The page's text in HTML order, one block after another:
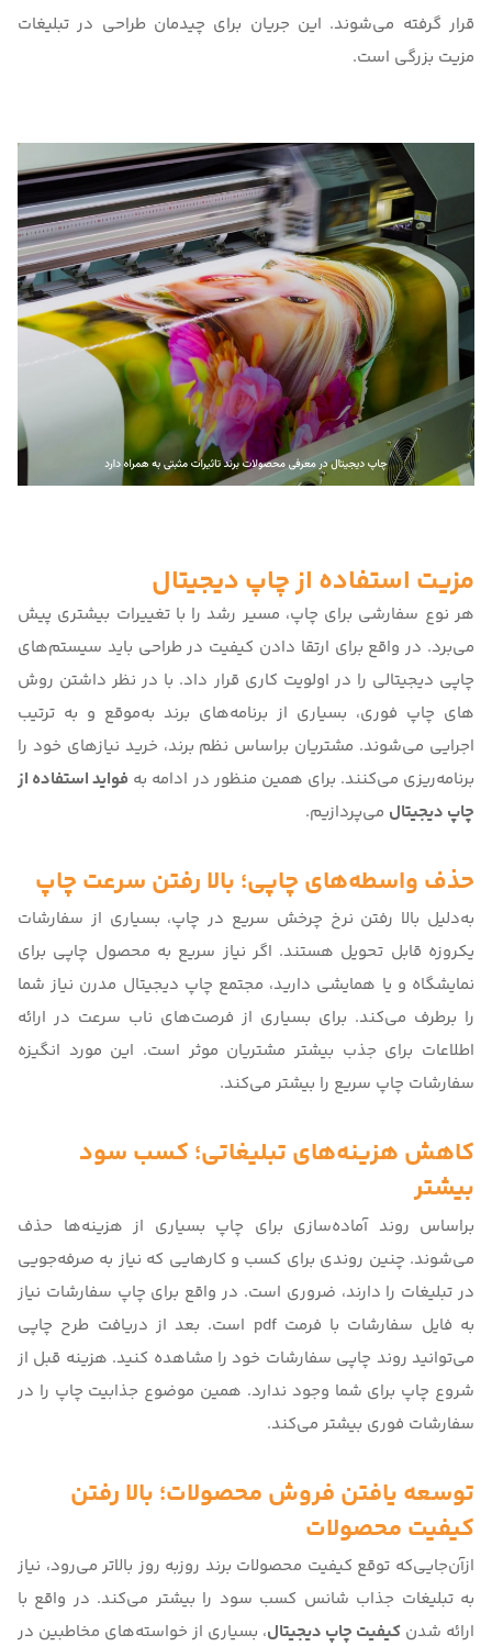
قرار گرفته می‌شوند. این جریان برای چیدمان طراحی در تبلیغات
مزیت بزرگی است.
مزیت استفاده از چاپ دیجیتال
هر نوع سفارشی برای چاپ، مسیر رشد را با تغییرات بیشتری پیش
می‌برد. در واقع برای ارتقا دادن کیفیت در طراحی باید سیستم‌های
چاپی دیجیتالی را در اولویت کاری قرار داد. با در نظر داشتن روش
های چاپ فوری، بسیاری از برنامه‌های برند به‌موقع و به ‌ترتیب
اجرایی می‌شوند. مشتریان براساس نظم برند، خرید نیازهای خود را
برنامه‌ریزی می‌کنند. برای همین منظور در ادامه به فواید استفاده از
چاپ دیجیتال می‌پردازیم.
حذف واسطه‌های چاپی؛ بالا رفتن سرعت چاپ
به‌دلیل بالا رفتن نرخ چرخش سریع در چاپ، بسیاری از سفارشات
یکروزه قابل تحویل هستند. اگر نیاز سریع به محصول چاپی برای
نمایشگاه و یا همایشی دارید، مجتمع چاپ دیجیتال مدرن نیاز شما
را برطرف می‌کند. برای بسیاری از فرصت‌های ناب سرعت در ارائه
اطلاعات برای جذب بیشتر مشتریان موثر است. این مورد انگیزه
سفارشات چاپ سریع را بیشتر می‌کند.
کاهش هزینه‌های تبلیغاتی؛ کسب سود
بیشتر
براساس روند آماده‌سازی برای چاپ بسیاری از هزینه‌ها حذف
می‌شوند. چنین روندی برای کسب و کارهایی که نیاز به صرفه‌جویی
در تبلیغات را دارند، ضروری است. در واقع برای چاپ سفارشات نیاز
به فایل سفارشات با فرمت pdf است. بعد از دریافت طرح چاپی
می‌توانید روند چاپی سفارشات خود را مشاهده کنید. هزینه قبل از
شروع چاپ برای شما وجود ندارد. همین موضوع جذابیت چاپ را در
سفارشات فوری بیشتر می‌کند.
توسعه یافتن فروش محصولات؛ بالا رفتن
کیفیت محصولات
ازآن‌جایی‌که توقع کیفیت محصولات برند روز‌به روز بالاتر می‌رود، نیاز
به تبلیغات جذاب شانس کسب سود را بیشتر می‌کند. در واقع با
ارائه شدن کیفیت چاپ دیجیتال، بسیاری از خواسته‌های مخاطبین در